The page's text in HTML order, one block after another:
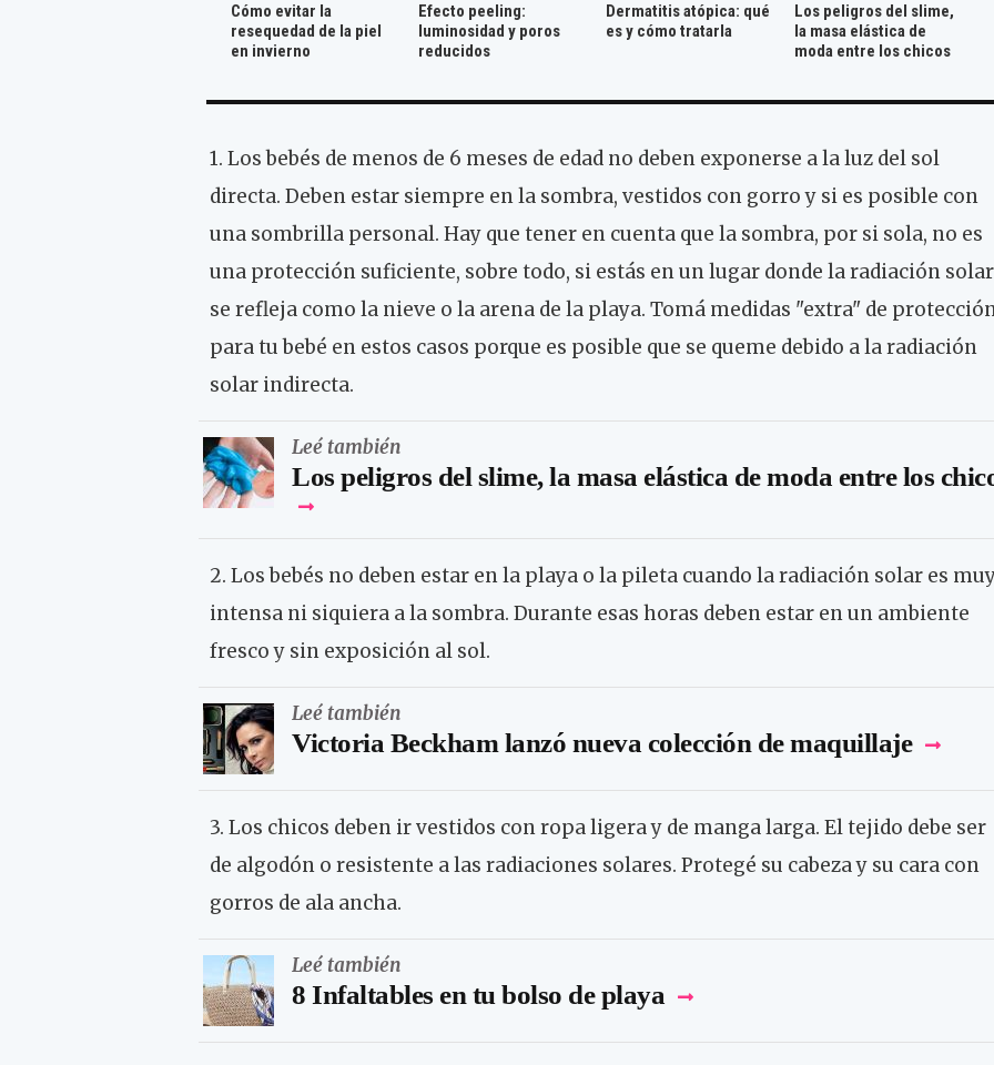
Cómo evitar la
resequedad de la piel
en invierno
Efecto peeling:
luminosidad y poros
reducidos
Dermatitis atópica: qué
es y cómo tratarla
Los peligros del slime,
la masa elástica de
moda entre los chicos
1. Los bebés de menos de 6 meses de edad no deben exponerse a la luz del sol
directa. Deben estar siempre en la sombra, vestidos con gorro y si es posible con
una sombrilla personal. Hay que tener en cuenta que la sombra, por si sola, no es
una protección suficiente, sobre todo, si estás en un lugar donde la radiación solar
se refleja como la nieve o la arena de la playa. Tomá medidas "extra" de
para tu bebé en estos casos porque es posible que se queme debido a la radiación
solar indirecta.
Leé también
Los peligros del slime, la masa elástica de moda entre los
2. Los bebés no deben estar en la playa o la pileta cuando la radiación solar es
intensa ni siquiera a la sombra. Durante esas horas deben estar en un ambiente
fresco y sin exposición al sol.
Leé también
Victoria Beckham lanzó nueva colección de maquillaje
3. Los chicos deben ir vestidos con ropa ligera y de manga larga. El tejido debe ser
de algodón o resistente a las radiaciones solares. Protegé su cabeza y su cara con
gorros de ala ancha.
Leé también
8 Infaltables en tu bolso de playa